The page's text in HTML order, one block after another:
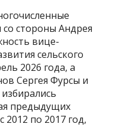
стороны Андрея
вице-
сельского
2026 года, а
Сергея Фурсы и
предыдущих
по 2017 год,